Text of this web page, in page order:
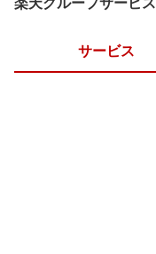
楽天グループサービス
サービス